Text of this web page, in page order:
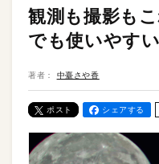
観測も撮影も
でも使いやす
著者： 中臺さや香
ポスト シェアする